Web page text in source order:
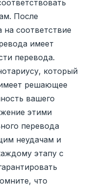
После
на соответствие
имеет
перевода.
который
решающее
вашего
этими
перевода
неудачам и
этапу с
что